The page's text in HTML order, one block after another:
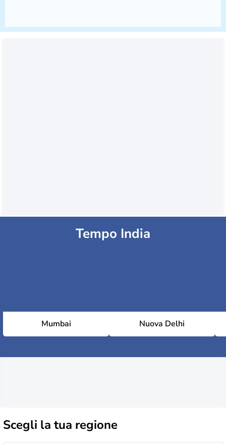
Tempo India
Mumbai Nuova Delhi
Scegli la tua regione